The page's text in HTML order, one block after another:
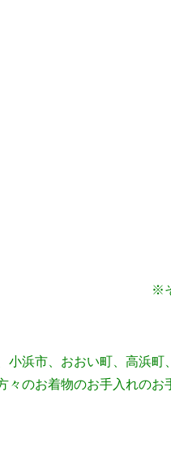
※
小浜市、おおい町、高浜
々のお着物のお手入れのお